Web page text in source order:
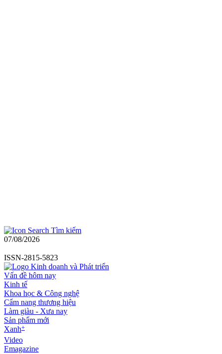
Tìm kiếm
07/08/2026
ISSN-2815-5823
Vấn đề hôm nay
Kinh tế
Khoa học & Công nghệ
Cẩm nang thương hiệu
Làm giàu - Xưa nay
Sản phẩm mới
Xanh+
Video
Emagazine